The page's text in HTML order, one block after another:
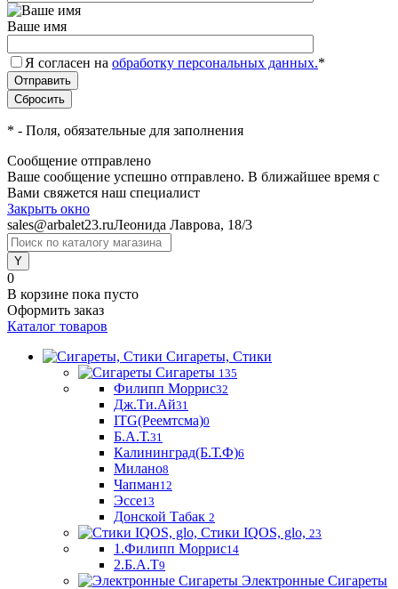
Ваше имя
Я согласен на обработку персональных данных.*
* - Поля, обязательные для заполнения
Сообщение отправлено
Ваше сообщение успешно отправлено. В ближайшее время с
Вами свяжется наш специалист
Закрыть окно
sales@arbalet23.ruЛеонида Лаврова, 18/3
0
В корзине пока пусто
Оформить заказ
Каталог товаров
Сигареты, Стики
Сигареты 135
Филипп Моррис32
Дж.Ти.Ай31
ITG(Реемтсма)0
Б.А.Т.31
Калининград(Б.Т.Ф)6
Милано8
Чапман12
Эссе13
Донской Табак 2
Стики IQOS, glo, 23
1.Филипп Моррис14
2.Б.А.Т9
Электронные Сигареты